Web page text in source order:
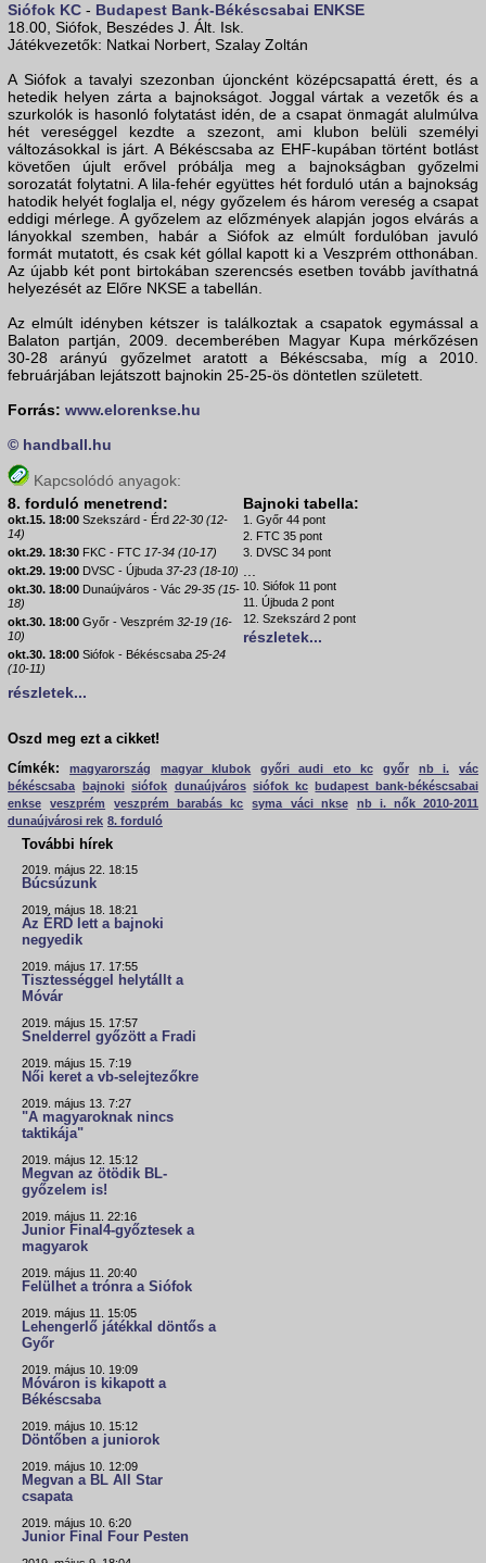
Siófok KC - Budapest Bank-Békéscsabai ENKSE
18.00, Siófok, Beszédes J. Ált. Isk.
Játékvezetők: Natkai Norbert, Szalay Zoltán
A Siófok a tavalyi szezonban újoncként középcsapattá érett, és a
hetedik helyen zárta a bajnokságot. Joggal vártak a vezetők és a
szurkolók is hasonló folytatást idén, de a csapat önmagát alulmúlva
hét vereséggel kezdte a szezont, ami klubon belüli személyi
változásokkal is járt. A Békéscsaba az EHF-kupában történt botlást
követően újult erővel próbálja meg a bajnokságban győzelmi
sorozatát folytatni. A lila-fehér együttes hét forduló után a bajnokság
hatodik helyét foglalja el, négy győzelem és három vereség a csapat
eddigi mérlege. A győzelem az előzmények alapján jogos elvárás a
lányokkal szemben, habár a Siófok az elmúlt fordulóban javuló
formát mutatott, és csak két góllal kapott ki a Veszprém otthonában.
Az újabb két pont birtokában szerencsés esetben tovább javíthatná
helyezését az Előre NKSE a tabellán.
Az elmúlt idényben kétszer is találkoztak a csapatok egymással a
Balaton partján, 2009. decemberében Magyar Kupa mérkőzésen
30-28 arányú győzelmet aratott a Békéscsaba, míg a 2010.
februárjában lejátszott bajnokin 25-25-ös döntetlen született.
Forrás: www.elorenkse.hu
© handball.hu
Kapcsolódó anyagok:
8. forduló menetrend:
okt.15. 18:00 Szekszárd - Érd 22-30 (12-
14)
okt.29. 18:30 FKC - FTC 17-34 (10-17)
okt.29. 19:00 DVSC - Újbuda 37-23 (18-10)
okt.30. 18:00 Dunaújváros - Vác 29-35 (15-
18)
okt.30. 18:00 Győr - Veszprém 32-19 (16-
10)
okt.30. 18:00 Siófok - Békéscsaba 25-24
(10-11)
részletek...
Bajnoki tabella:
1. Győr 44 pont
2. FTC 35 pont
3. DVSC 34 pont
...
10. Siófok 11 pont
11. Újbuda 2 pont
12. Szekszárd 2 pont
részletek...
Oszd meg ezt a cikket!
Címkék:
magyarország magyar klubok győri audi eto kc győr nb i.
vác
békéscsaba
bajnoki siófok dunaújváros siófok kc
budapest bank-békéscsabai
enkse
veszprém veszprém barabás kc syma váci nkse
nb i. nők 2010-2011
dunaújvárosi rek 8. forduló
További hírek
2019. május 22. 18:15
Búcsúzunk
2019. május 18. 18:21
Az ÉRD lett a bajnoki
negyedik
2019. május 17. 17:55
Tisztességgel helytállt a
Móvár
2019. május 15. 17:57
Snelderrel győzött a Fradi
2019. május 15. 7:19
Női keret a vb-selejtezőkre
2019. május 13. 7:27
"A magyaroknak nincs
taktikája"
2019. május 12. 15:12
Megvan az ötödik BL-
győzelem is!
2019. május 11. 22:16
Junior Final4-győztesek a
magyarok
2019. május 11. 20:40
Felülhet a trónra a Siófok
2019. május 11. 15:05
Lehengerlő játékkal döntős a
Győr
2019. május 10. 19:09
Móváron is kikapott a
Békéscsaba
2019. május 10. 15:12
Döntőben a juniorok
2019. május 10. 12:09
Megvan a BL All Star
csapata
2019. május 10. 6:20
Junior Final Four Pesten